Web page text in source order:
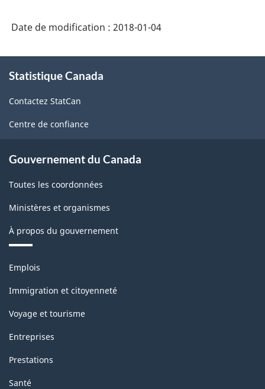
Date de modification : 2018-01-04
propos
ce
site
Statistique Canada
Contactez StatCan
Centre de confiance
Gouvernement du Canada
Toutes les coordonnées
Ministères et organismes
À propos du gouvernement
Thèmes
sujets
Emplois
Immigration et citoyenneté
Voyage et tourisme
Entreprises
Prestations
Santé